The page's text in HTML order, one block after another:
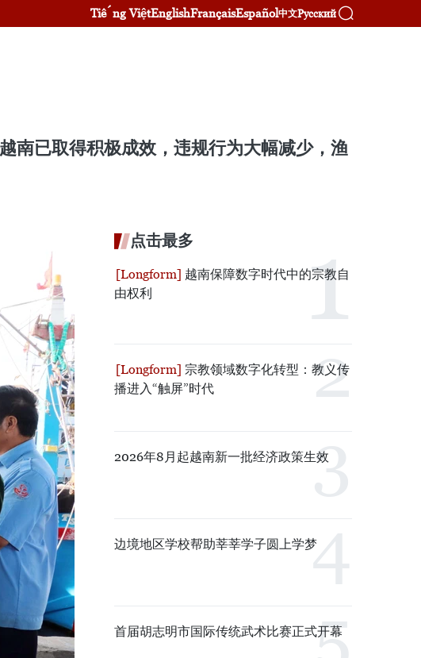
Tiếng ViệtEnglishFrançaisEspañol中文Русский
南已取得积极成效，违规行为大幅减少，渔
点击最多
越南保障数字时代中的宗教自
由权利
宗教领域数字化转型：教义传
播进入“触屏”时代
2026年8月起越南新一批经济政策生效
边境地区学校帮助莘莘学子圆上学梦
首届胡志明市国际传统武术比赛正式开幕